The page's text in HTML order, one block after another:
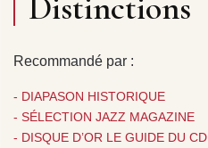
Distinctions
Recommandé par :
- DIAPASON HISTORIQUE
- SÉLECTION JAZZ MAGAZINE
- DISQUE D’OR LE GUIDE DU CD